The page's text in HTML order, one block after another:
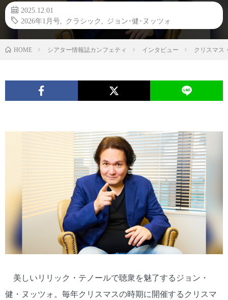
2025.12.01
2026年1月号
クラシック ジョン･健･ヌッツォ
HOME シアター情報誌カンフェティ インタビュー クリスマス
美しいリリック・テノールで聴衆を魅了するジョン・
健・ヌッツォ。毎年クリスマスの時期に開催するクリスマ